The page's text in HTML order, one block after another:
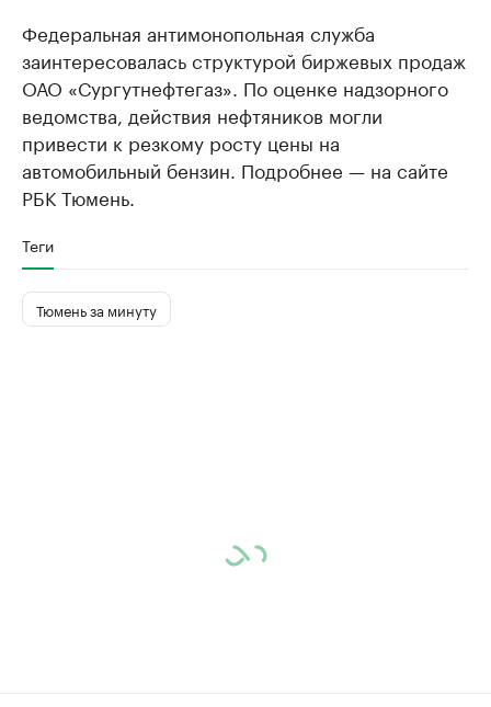
Федеральная антимонопольная служба
заинтересовалась структурой биржевых продаж
ОАО «Сургутнефтегаз». По оценке надзорного
ведомства, действия нефтяников могли
привести к резкому росту цены на
автомобильный бензин. Подробнее — на сайте
РБК Тюмень.
Теги
Тюмень за минуту